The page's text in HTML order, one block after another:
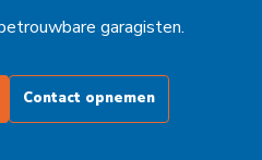
garagisten.
Contact opnemen